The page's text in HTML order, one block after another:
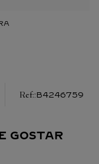
:B4246759
GOSTAR